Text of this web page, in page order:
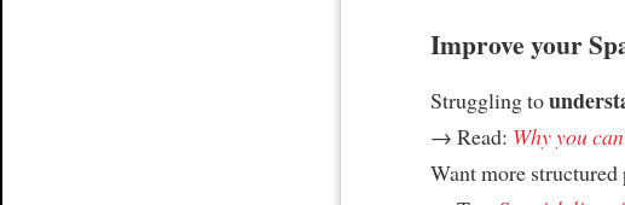
Improve your
Struggling to
→ Read: Why you
Want more structured